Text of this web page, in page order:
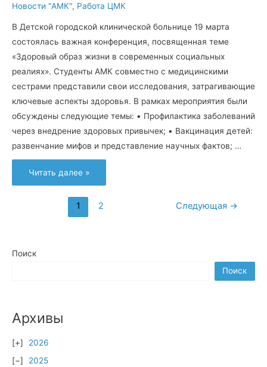
Новости "АМК", Работа ЦМК
В Детской городской клинической больнице 19 марта
состоялась важная конференция, посвященная теме
«Здоровый образ жизни в современных социальных
реалиях». Студенты АМК совместно с медицинскими
сестрами представили свои исследования, затрагивающие
ключевые аспекты здоровья. В рамках мероприятия были
обсуждены следующие темы: ▪️ Профилактика заболеваний
через внедрение здоровых привычек; ▪️ Вакцинация детей:
развенчание мифов и представление научных фактов; …
Важные
аспекты
здоровья:
городской
Читать далее »
1 2 Следующая →
Поиск
Поиск
Архивы
2026
2025